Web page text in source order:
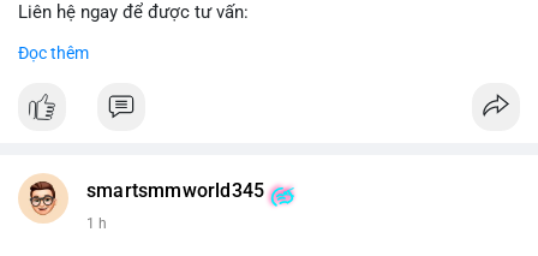
Liên hệ ngay để được tư vấn:
WhatsApp: +1 (605) 963-3652
#buyverifiedalipayaccounts
Đọc thêm
smartsmmworld345
1 h